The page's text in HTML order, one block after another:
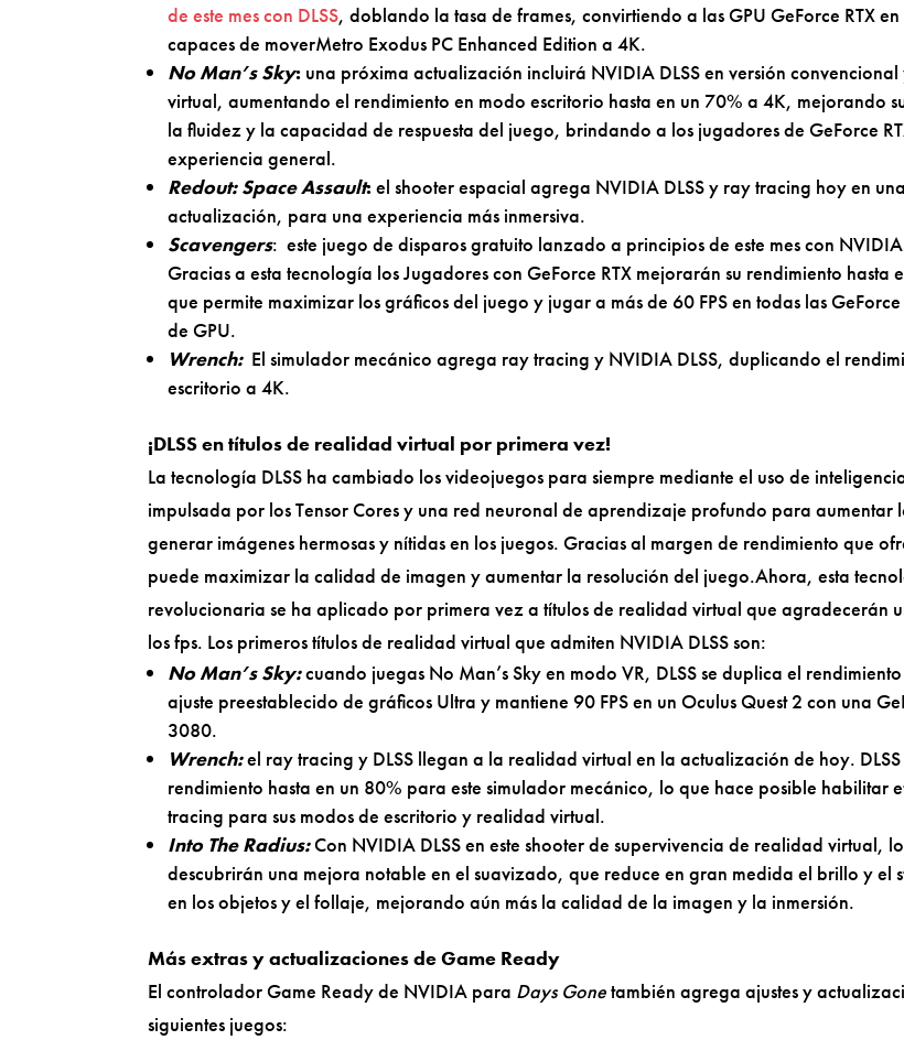
de este mes con DLSS, doblando la tasa de frames, convirtiendo a las GPU GeForce RTX
capaces de moverMetro Exodus PC Enhanced Edition a 4K.
No Man’s Sky: una próxima actualización incluirá NVIDIA DLSS en versión
virtual, aumentando el rendimiento en modo escritorio hasta en un 70% a 4K, mejorando
la fluidez y la capacidad de respuesta del juego, brindando a los jugadores de GeForce
experiencia general.
Redout: Space Assault: el shooter espacial agrega NVIDIA DLSS y ray tracing hoy en
actualización, para una experiencia más inmersiva.
Scavengers: este juego de disparos gratuito lanzado a principios de este mes con NVIDIA
Gracias a esta tecnología los Jugadores con GeForce RTX mejorarán su rendimiento hasta
que permite maximizar los gráficos del juego y jugar a más de 60 FPS en todas las GeForce
de GPU.
Wrench: El simulador mecánico agrega ray tracing y NVIDIA DLSS, duplicando el
escritorio a 4K.
¡DLSS en títulos de realidad virtual por primera vez!
La tecnología DLSS ha cambiado los videojuegos para siempre mediante el uso de
impulsada por los Tensor Cores y una red neuronal de aprendizaje profundo para aumentar
generar imágenes hermosas y nítidas en los juegos. Gracias al margen de rendimiento que
puede maximizar la calidad de imagen y aumentar la resolución del juego.Ahora, esta
revolucionaria se ha aplicado por primera vez a títulos de realidad virtual que agradecerán
los fps. Los primeros títulos de realidad virtual que admiten NVIDIA DLSS son:
No Man’s Sky:cuando juegas No Man’s Sky en modo VR, DLSS se duplica el
ajuste preestablecido de gráficos Ultra y mantiene 90 FPS en un Oculus Quest 2 con una
3080.
Wrench:el ray tracing y DLSS llegan a la realidad virtual en la actualización de hoy.
rendimiento hasta en un 80% para este simulador mecánico, lo que hace posible habilitar
tracing para sus modos de escritorio y realidad virtual.
Into The Radius:Con NVIDIA DLSS en este shooter de supervivencia de realidad virtual,
descubrirán una mejora notable en el suavizado, que reduce en gran medida el brillo y el
en los objetos y el follaje, mejorando aún más la calidad de la imagen y la inmersión.
Más extras y actualizaciones de Game Ready
El controlador Game Ready de NVIDIA para Days Gonetambién agrega ajustes y
siguientes juegos: